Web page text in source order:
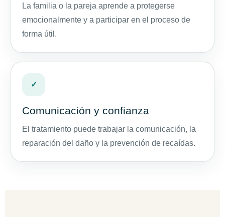
La familia o la pareja aprende a protegerse
emocionalmente y a participar en el proceso de
forma útil.
✓
Comunicación y confianza
El tratamiento puede trabajar la comunicación, la
reparación del daño y la prevención de recaídas.